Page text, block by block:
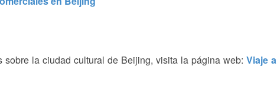
la ciudad cultural de Beijing, visita la página web: Viaje a